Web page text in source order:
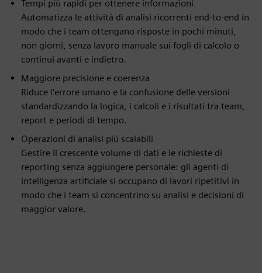
Tempi più rapidi per ottenere informazioni
Automatizza le attività di analisi ricorrenti end-to-end in
modo che i team ottengano risposte in pochi minuti,
non giorni, senza lavoro manuale sui fogli di calcolo o
continui avanti e indietro.
Maggiore precisione e coerenza
Riduce l'errore umano e la confusione delle versioni
standardizzando la logica, i calcoli e i risultati tra team,
report e periodi di tempo.
Operazioni di analisi più scalabili
Gestire il crescente volume di dati e le richieste di
reporting senza aggiungere personale: gli agenti di
intelligenza artificiale si occupano di lavori ripetitivi in
modo che i team si concentrino su analisi e decisioni di
maggior valore.